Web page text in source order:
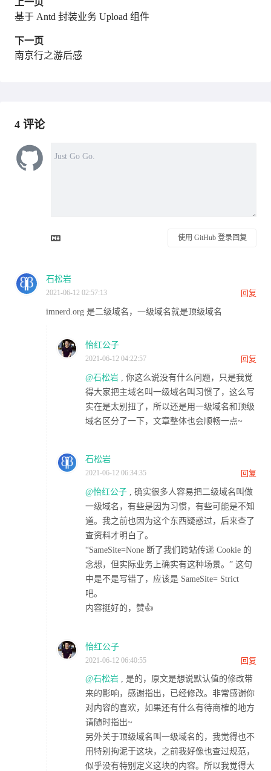
上一页
基于 Antd 封装业务 Upload 组件
下一页
南京行之游后感
4 评论
使用 GitHub 登录回复
石松岩
2021-06-12 02:57:13 回复
imnerd.org 是二级域名，一级域名就是顶级域名
怡红公子
2021-06-12 04:22:57 回复
@石松岩, 你这么说没有什么问题，只是我觉
得大家把主域名叫一级域名叫习惯了，这么写
实在是太别扭了，所以还是用一级域名和顶级
域名区分了一下，文章整体也会顺畅一点~
石松岩
2021-06-12 06:34:35 回复
@怡红公子, 确实很多人容易把二级域名叫做
一级域名，有些是因为习惯，有些可能是不知
道。我之前也因为这个东西疑惑过，后来查了
查资料才明白了。
“SameSite=None 断了我们跨站传递 Cookie 的
念想，但实际业务上确实有这种场景。” 这句
中是不是写错了，应该是 SameSite= Strict
吧。
内容挺好的，赞👍
怡红公子
2021-06-12 06:40:55 回复
@石松岩, 是的，原文是想说默认值的修改带
来的影响，感谢指出，已经修改。非常感谢你
对内容的喜欢，如果还有什么有待商榷的地方
请随时指出~
另外关于顶级域名叫一级域名的，我觉得也不
用特别拘泥于这块，之前我好像也查过规范，
似乎没有特别定义这块的内容。所以我觉得大